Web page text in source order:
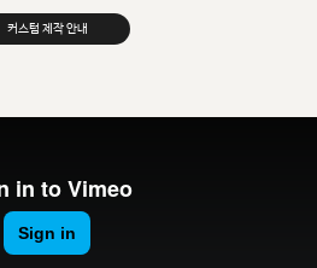
커스텀 제작 안내